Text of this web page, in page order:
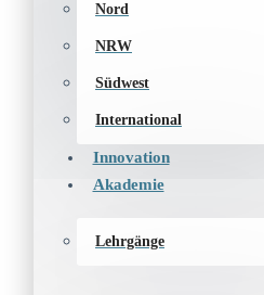
Nord
NRW
Südwest
International
Innovation
Akademie
Lehrgänge